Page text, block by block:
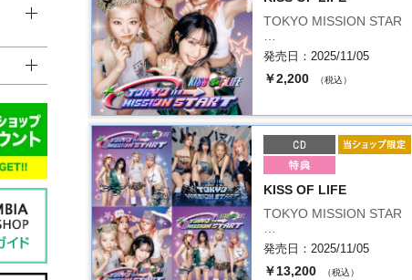
TOKYO MISSION STAR
…
発売日：2025/11/05
￥2,200 （税込）
KISS OF LIFE
TOKYO MISSION STAR
…
発売日：2025/11/05
￥13,200 （税込）